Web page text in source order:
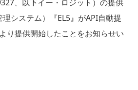
、以下イー・ロジット）の提供
システム）『EL5』がAPI自動提
り提供開始したことをお知らせい